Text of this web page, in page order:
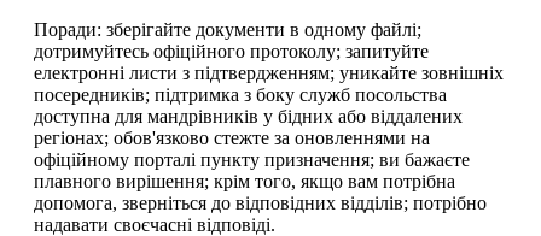
Поради: зберігайте документи в одному файлі;
дотримуйтесь офіційного протоколу; запитуйте
електронні листи з підтвердженням; уникайте зовнішніх
посередників; підтримка з боку служб посольства
доступна для мандрівників у бідних або віддалених
регіонах; обов'язково стежте за оновленнями на
офіційному порталі пункту призначення; ви бажаєте
плавного вирішення; крім того, якщо вам потрібна
допомога, зверніться до відповідних відділів; потрібно
надавати своєчасні відповіді.